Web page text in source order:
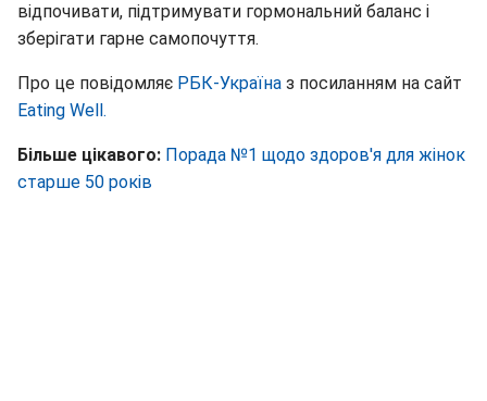
відпочивати, підтримувати гормональний баланс і
зберігати гарне самопочуття.
Про це повідомляє РБК-Україна з посиланням на сайт
Eating Well.
Більше цікавого: Порада №1 щодо здоров'я для жінок
старше 50 років